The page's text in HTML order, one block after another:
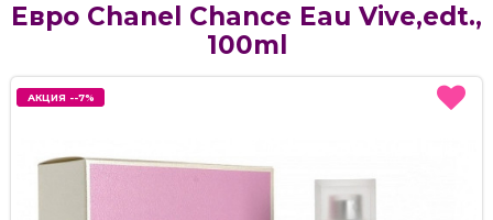
Евро Chanel Chance Eau Vive,edt.,
100ml
АКЦИЯ --7%
АКЦИЯ --7%